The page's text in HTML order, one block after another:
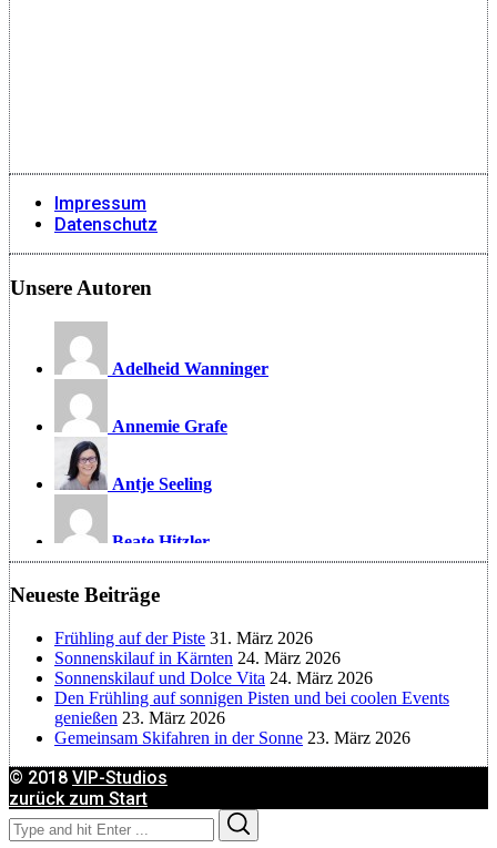
Impressum
Datenschutz
Unsere Autoren
Adelheid Wanninger
Annemie Grafe
Antje Seeling
Beate Hitzler
Birgit Werner
Christoph Schrahe
Constanze Buss
Dagmar Gehm
Derk Hoberg
Neueste Beiträge
Frühling auf der Piste 31. März 2026
Sonnenskilauf in Kärnten 24. März 2026
Sonnenskilauf und Dolce Vita 24. März 2026
Den Frühling auf sonnigen Pisten und bei coolen Events
genießen 23. März 2026
Gemeinsam Skifahren in der Sonne 23. März 2026
© 2018 VIP-Studios
zurück zum Start
Search
for: